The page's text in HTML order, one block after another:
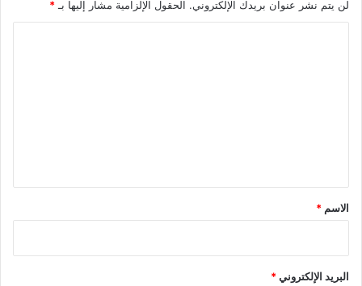
لن يتم نشر عنوان بريدك الإلكتروني. الحقول الإلزامية مشار إليها بـ *
*
الاسم *
البريد الإلكتروني*